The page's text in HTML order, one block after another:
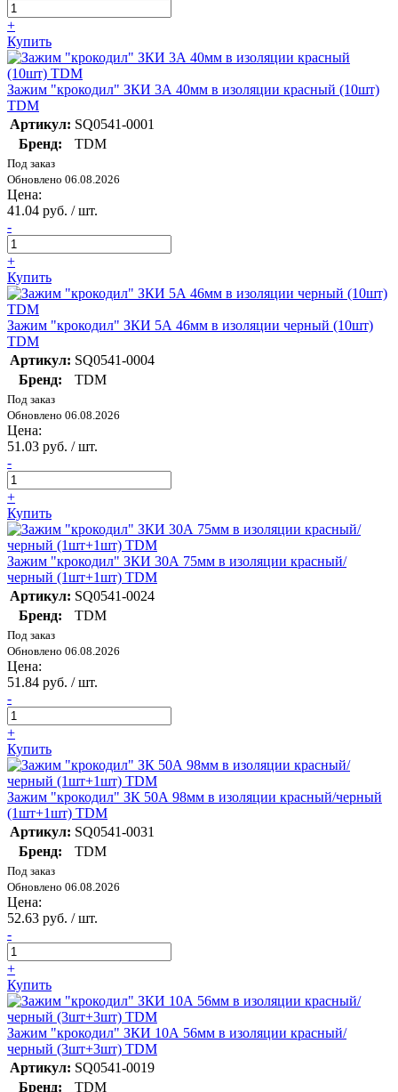
+
Купить
Зажим "крокодил" ЗКИ 3А 40мм в изоляции красный (10шт)
TDM
Артикул: SQ0541-0001
Бренд:
TDM
Под заказ
Обновлено 06.08.2026
Цена:
41.04 руб. / шт.
-
+
Купить
Зажим "крокодил" ЗКИ 5А 46мм в изоляции черный (10шт)
TDM
Артикул: SQ0541-0004
Бренд:
TDM
Под заказ
Обновлено 06.08.2026
Цена:
51.03 руб. / шт.
-
+
Купить
Зажим "крокодил" ЗКИ 30А 75мм в изоляции красный/
черный (1шт+1шт) TDM
Артикул: SQ0541-0024
Бренд:
TDM
Под заказ
Обновлено 06.08.2026
Цена:
51.84 руб. / шт.
-
+
Купить
Зажим "крокодил" ЗК 50А 98мм в изоляции красный/черный
(1шт+1шт) TDM
Артикул: SQ0541-0031
Бренд:
TDM
Под заказ
Обновлено 06.08.2026
Цена:
52.63 руб. / шт.
-
+
Купить
Зажим "крокодил" ЗКИ 10А 56мм в изоляции красный/
черный (3шт+3шт) TDM
Артикул: SQ0541-0019
Бренд:
TDM